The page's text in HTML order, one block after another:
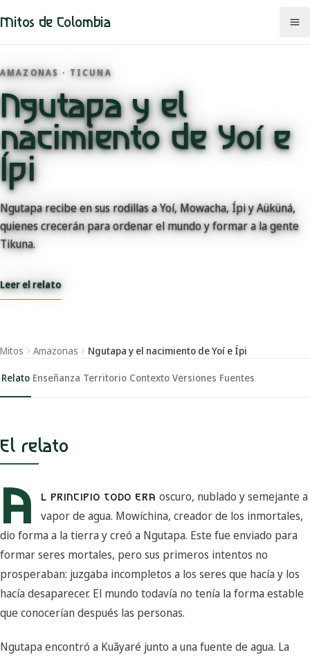
Mitos de Colombia
Mitos
Regiones
Comunidades
Categorías
Rutas
Mapa
AMAZONAS · TICUNA
Ngutapa y el
nacimiento de Yoí e
Ípi
Ngutapa recibe en sus rodillas a Yoí, Mowacha, Ípi y Aüküná,
quienes crecerán para ordenar el mundo y formar a la gente
Tikuna.
Leer el relato
Mitos Amazonas Ngutapa y el nacimiento de Yoí e Ípi
Relato Enseñanza Territorio Contexto Versiones Fuentes
El relato
A L PRINCIPIO TODO ERA oscuro, nublado y semejante a
vapor de agua. Mowíchina, creador de los inmortales,
dio forma a la tierra y creó a Ngutapa. Este fue enviado para
formar seres mortales, pero sus primeros intentos no
prosperaban: juzgaba incompletos a los seres que hacía y los
hacía desaparecer. El mundo todavía no tenía la forma estable
que conocerían después las personas.
Ngutapa encontró a Kuãyaré junto a una fuente de agua. La